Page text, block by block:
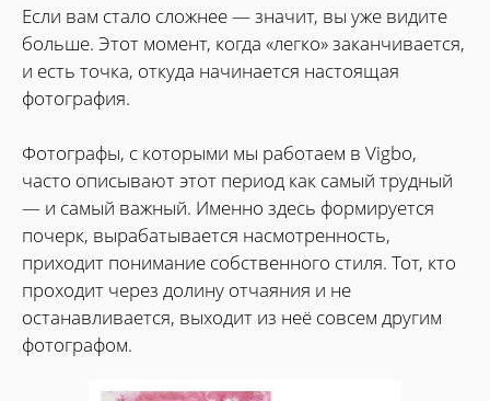
Если вам стало сложнее — значит, вы уже видите
больше. Этот момент, когда «легко» заканчивается,
и есть точка, откуда начинается настоящая
фотография.
Фотографы, с которыми мы работаем в Vigbo,
часто описывают этот период как самый трудный
— и самый важный. Именно здесь формируется
почерк, вырабатывается насмотренность,
приходит понимание собственного стиля. Тот, кто
проходит через долину отчаяния и не
останавливается, выходит из неё совсем другим
фотографом.